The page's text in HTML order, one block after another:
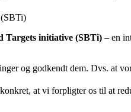
Targets initiative (SBTi) – en
og godkendt dem. Dvs. at
at vi forpligter os til at